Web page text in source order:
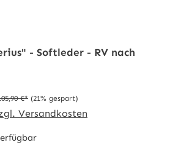
- Softleder - RV nach
€* (21% gespart)
Versandkosten